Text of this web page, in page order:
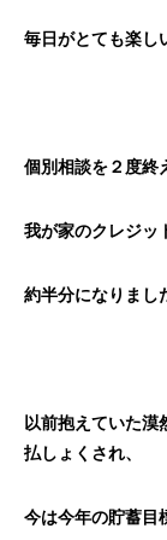
毎日がとても楽し
個別相談を２度終
我が家のクレジッ
約半分になりまし
以前抱えていた漠
払しょくされ、
今は今年の貯蓄目